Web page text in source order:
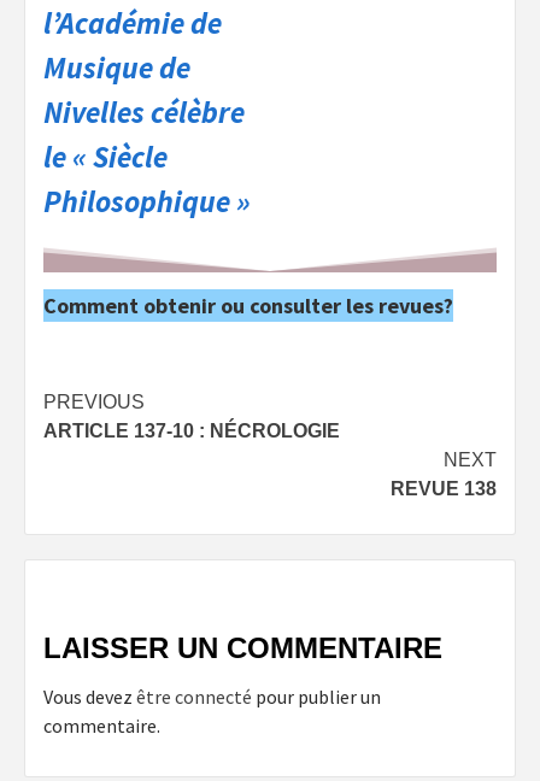
l’Académie de
Musique de
Nivelles célèbre
le « Siècle
Philosophique »
Comment obtenir ou consulter les revues?
Post
navigation
PREVIOUS
ARTICLE 137-10 : NÉCROLOGIE
NEXT
REVUE 138
LAISSER UN COMMENTAIRE
Vous devez être connecté pour publier un
commentaire.